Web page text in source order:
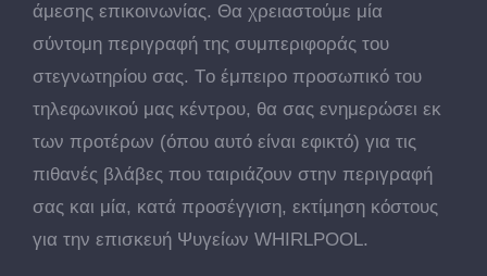
άμεσης επικοινωνίας. Θα χρειαστούμε μία
σύντομη περιγραφή της συμπεριφοράς του
στεγνωτηρίου σας. Tο έμπειρο προσωπικό του
τηλεφωνικού μας κέντρου, θα σας ενημερώσει εκ
των προτέρων (όπου αυτό είναι εφικτό) για τις
πιθανές βλάβες που ταιριάζουν στην περιγραφή
σας και μία, κατά προσέγγιση, εκτίμηση κόστους
για την επισκευή Ψυγείων WHIRLPOOL.